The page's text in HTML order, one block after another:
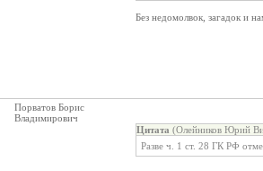
Без недомолвок, загадок и
Порватов Борис
Владимирович
Цитата (Олейников Юрий
Разве ч. 1 ст. 28 ГК РФ